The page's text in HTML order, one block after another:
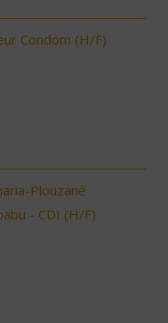
Condom (H/F)
Plouzané
- CDI (H/F)